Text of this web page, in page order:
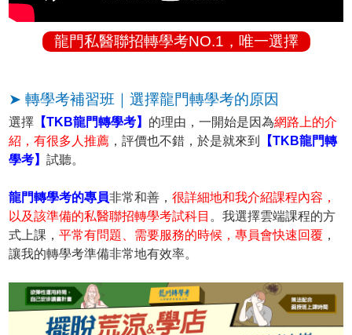
龍門私醫聯招轉學考NO.1，唯一選擇
➤ 轉學考補習班｜選擇龍門轉學考的原因
選擇 【TKB龍門轉學考】 的理由，一開始是因為網路上的介
紹，有很多人推薦 ，評價也不錯，於是就來到
【TKB龍門轉
學考】試聽。
龍門轉學考的專員非常和善，很詳細地和我介紹課程內容，
以及該準備的私醫聯招轉學考試科目 。我選擇雲端課程的方
式上課，平常有問題、需要服務的時候，專員會快速回覆 ，
讓我的轉學考準備非常地有效率。